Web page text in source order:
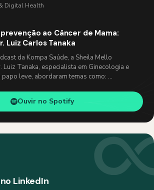
Digital Health
ao Câncer de Mama:
Luiz Carlos Tanaka
da Kompa Saúde, a Sheila Mello
Luiz Tanaka, especialista em Ginecologia e
papo leve, abordaram temas como: …
Ouvir no Spotify
no LinkedIn